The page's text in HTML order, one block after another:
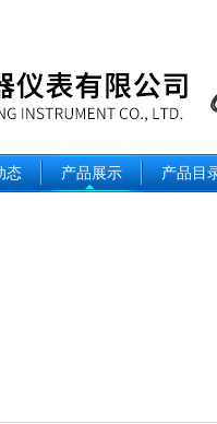
态 产品展示 产品目